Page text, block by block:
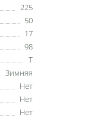
225
50
17
98
T
Зимняя
Нет
Нет
Нет